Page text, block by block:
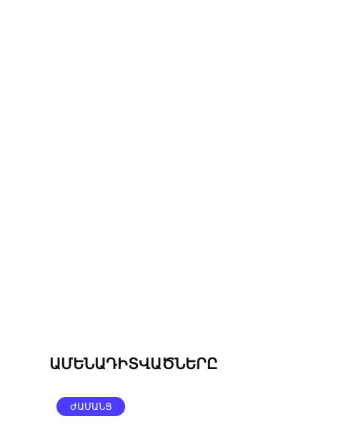
ԱՄԵՆԱԴԻՏՎԱԾՆԵՐԸ
ԺԱՄԱՆՑ